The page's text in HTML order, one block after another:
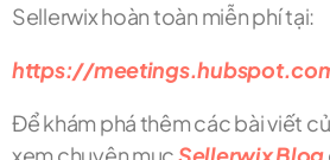
Sellerwix hoàn toàn miễn phí tại:
https://
Để khám phá thêm các bài viết